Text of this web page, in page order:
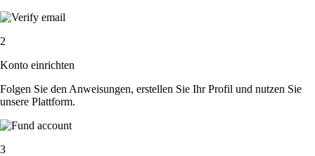
2
Konto einrichten
Folgen Sie den Anweisungen, erstellen Sie Ihr Profil und nutzen Sie
unsere Plattform.
3